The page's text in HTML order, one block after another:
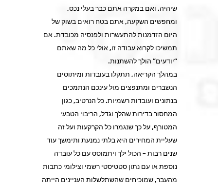
שיהיה. ואם במקרה אתם כבר בעלי נכס,
ומחפשים השקעה, אתם בטח רואים בשוק של
היום הזדמנות להתעשרות ולפנסיה מכובדת. אם
תמשיכו לקרוא עבודה זו, אולי כל מה שאתם
“יודעים” הולך להשתנות.
במהלך הקריאה, תתקלו בעובדות ומיתוסים
הנשברים ומתנפצים מול עינכם הנתמכים
בנתונים ועובדות רשמיות. כל הנרטיב, כגון
המחסור בדירות שהלך וגדל, הריבוי הטבעי
המטורף, על כך שנגמרו כל הקרקעות ועל זה
שעליית המחירים היא בלתי נמנעת ותימשך עוד
שנים רבות – הכול ילך ויתמוסס עם כל עובדה
נוספת או עם נתון סטטיסטי רשמי וצילומי כתבות
מהעבר, שמוכיחים שהשתלשלות העניינים הייתה